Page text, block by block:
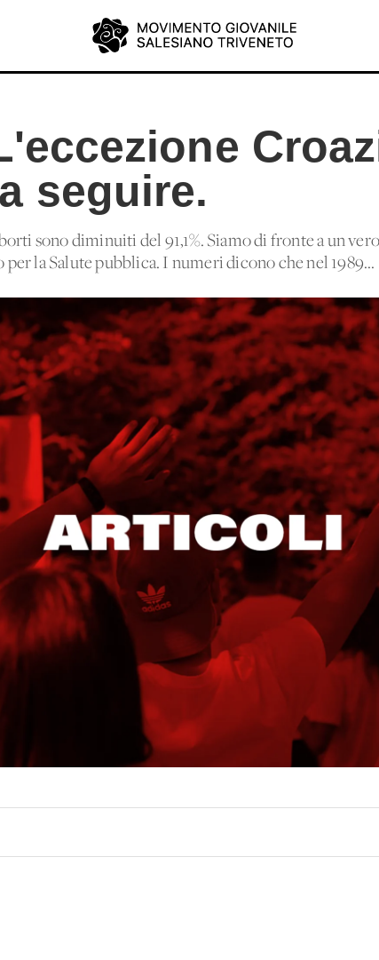
seguire.
sono diminuiti del 91,1%. Siamo di fronte a un
la Salute pubblica. I numeri dicono che nel 1989...